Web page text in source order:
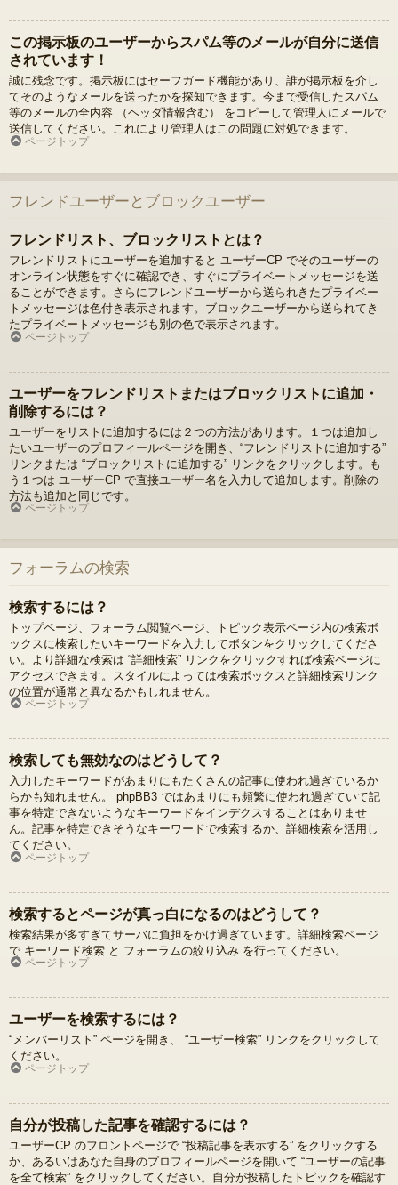
この掲示板のユーザーからスパム等のメールが自分に送信
されています！
誠に残念です。掲示板にはセーフガード機能があり、誰が掲示板を介し
てそのようなメールを送ったかを探知できます。今まで受信したスパム
等のメールの全内容 （ヘッダ情報含む） をコピーして管理人にメールで
送信してください。これにより管理人はこの問題に対処できます。
ページトップ
フレンドユーザーとブロックユーザー
フレンドリスト、ブロックリストとは？
フレンドリストにユーザーを追加すると ユーザーCP でそのユーザーの
オンライン状態をすぐに確認でき、すぐにプライベートメッセージを送
ることができます。さらにフレンドユーザーから送られきたプライベー
トメッセージは色付き表示されます。ブロックユーザーから送られてき
たプライベートメッセージも別の色で表示されます。
ページトップ
ユーザーをフレンドリストまたはブロックリストに追加・
削除するには？
ユーザーをリストに追加するには２つの方法があります。１つは追加し
たいユーザーのプロフィールページを開き、“フレンドリストに追加する”
リンクまたは “ブロックリストに追加する” リンクをクリックします。も
う１つは ユーザーCP で直接ユーザー名を入力して追加します。削除の
方法も追加と同じです。
ページトップ
フォーラムの検索
検索するには？
トップページ、フォーラム閲覧ページ、トピック表示ページ内の検索ボ
ックスに検索したいキーワードを入力してボタンをクリックしてくださ
い。より詳細な検索は “詳細検索” リンクをクリックすれば検索ページに
アクセスできます。スタイルによっては検索ボックスと詳細検索リンク
の位置が通常と異なるかもしれません。
ページトップ
検索しても無効なのはどうして？
入力したキーワードがあまりにもたくさんの記事に使われ過ぎているか
らかも知れません。 phpBB3 ではあまりにも頻繁に使われ過ぎていて記
事を特定できないようなキーワードをインデクスすることはありませ
ん。記事を特定できそうなキーワードで検索するか、詳細検索を活用し
てください。
ページトップ
検索するとページが真っ白になるのはどうして？
検索結果が多すぎてサーバに負担をかけ過ぎています。詳細検索ページ
で キーワード検索 と フォーラムの絞り込み を行ってください。
ページトップ
ユーザーを検索するには？
“メンバーリスト” ページを開き、 “ユーザー検索” リンクをクリックして
ください。
ページトップ
自分が投稿した記事を確認するには？
ユーザーCP のフロントページで “投稿記事を表示する” をクリックする
か、あるいはあなた自身のプロフィールページを開いて “ユーザーの記事
を全て検索” をクリックしてください。自分が投稿したトピックを確認す